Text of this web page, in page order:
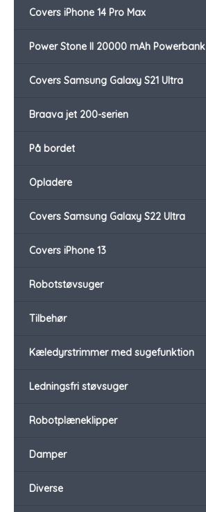
Covers iPhone 14 Pro Max
Power Stone II 20000 mAh Powerbank
Covers Samsung Galaxy S21 Ultra
Braava jet 200-serien
På bordet
Opladere
Covers Samsung Galaxy S22 Ultra
Covers iPhone 13
Robotstøvsuger
Tilbehør
Kæledyrstrimmer med sugefunktion
Ledningsfri støvsuger
Robotplæneklipper
Damper
Diverse